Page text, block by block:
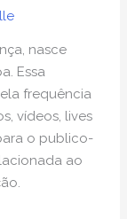
nasce
Essa
frequência
vídeos, lives
o publico-
ao